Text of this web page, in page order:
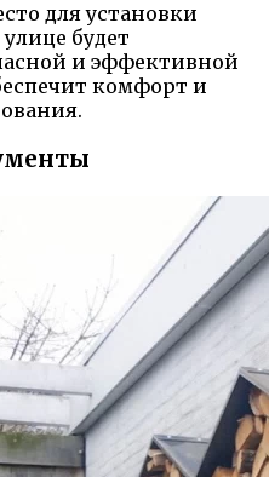
для установки
будет
и эффективной
комфорт и